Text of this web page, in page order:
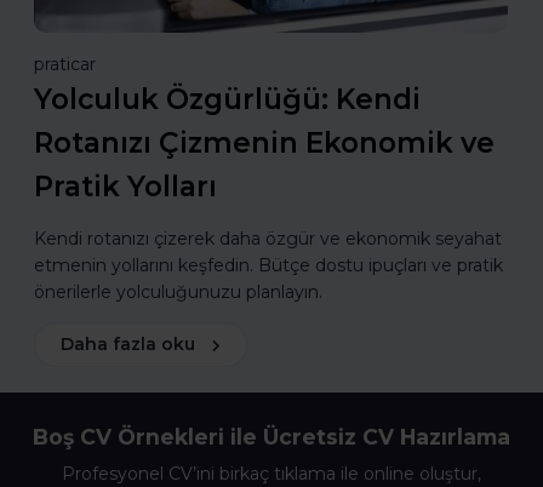
praticar
Yolculuk Özgürlüğü: Kendi
Rotanızı Çizmenin Ekonomik ve
Pratik Yolları
Kendi rotanızı çizerek daha özgür ve ekonomik seyahat
etmenin yollarını keşfedin. Bütçe dostu ipuçları ve pratik
önerilerle yolculuğunuzu planlayın.
Daha fazla oku
Boş CV Örnekleri ile Ücretsiz CV Hazırlama
Profesyonel CV’ini birkaç tıklama ile online oluştur,